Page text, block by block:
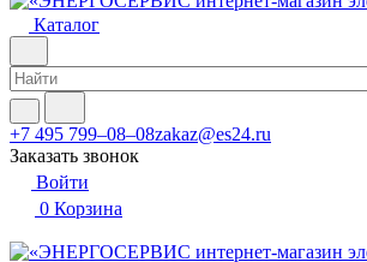
Каталог
+7 495 799–08–08zakaz@es24.ru
Заказать звонок
Войти
0 Корзина